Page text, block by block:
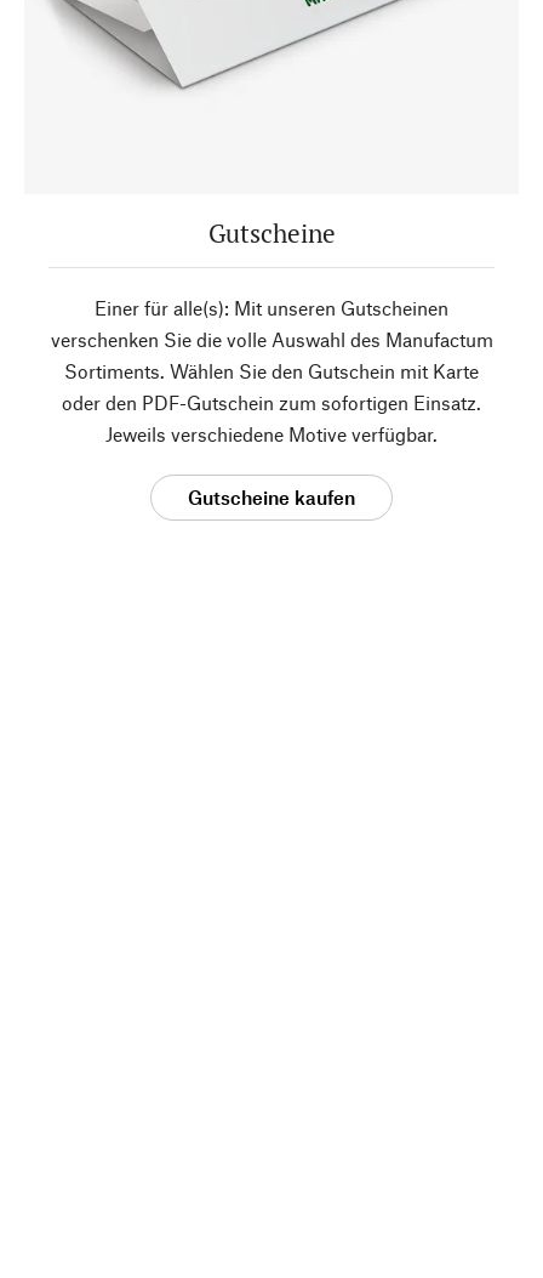
Gutscheine
Einer für alle(s): Mit unseren Gutscheinen
verschenken Sie die volle Auswahl des Manufactum
Sortiments. Wählen Sie den Gutschein mit Karte
oder den PDF-Gutschein zum sofortigen Einsatz.
Jeweils verschiedene Motive verfügbar.
Gutscheine kaufen